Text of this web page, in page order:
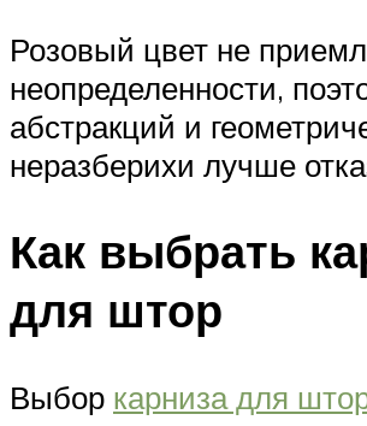
Розовый цвет не
неопределенности,
абстракций и
неразберихи лучше
Как выбрать
для штор
Выбор карниза для